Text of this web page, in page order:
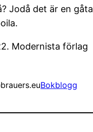
Jodå det är en
Modernista förlag
Bokblogg